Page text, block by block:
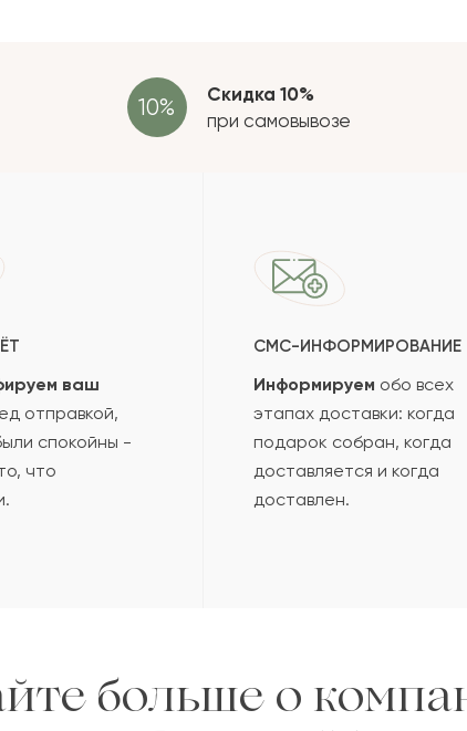
Скидка 10%
при самовывозе
ваш
отправкой,
спокойны -
что
СМС-ИНФОРМИРОВАНИЕ
Информируем обо всех
этапах доставки: когда
подарок собран, когда
доставляется и когда
доставлен.
больше о